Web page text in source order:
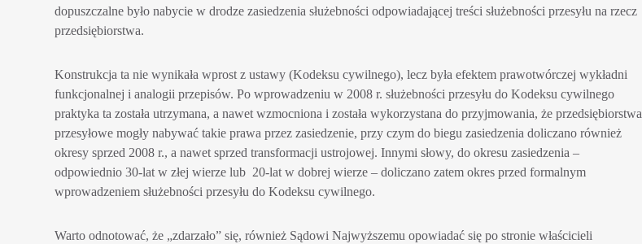
dopuszczalne było nabycie w drodze zasiedzenia służebności odpowiadającej treści służebności przesyłu na rzecz
przedsiębiorstwa.
Konstrukcja ta nie wynikała wprost z ustawy (Kodeksu cywilnego), lecz była efektem prawotwórczej wykładni
funkcjonalnej i analogii przepisów. Po wprowadzeniu w 2008 r. służebności przesyłu do Kodeksu cywilnego
praktyka ta została utrzymana, a nawet wzmocniona i została wykorzystana do przyjmowania, że przedsiębiorstwa
przesyłowe mogły nabywać takie prawa przez zasiedzenie, przy czym do biegu zasiedzenia doliczano również
okresy sprzed 2008 r., a nawet sprzed transformacji ustrojowej. Innymi słowy, do okresu zasiedzenia –
odpowiednio 30-lat w złej wierze lub 20-lat w dobrej wierze – doliczano zatem okres przed formalnym
wprowadzeniem służebności przesyłu do Kodeksu cywilnego.
Warto odnotować, że „zdarzało” się, również Sądowi Najwyższemu opowiadać się po stronie właścicieli